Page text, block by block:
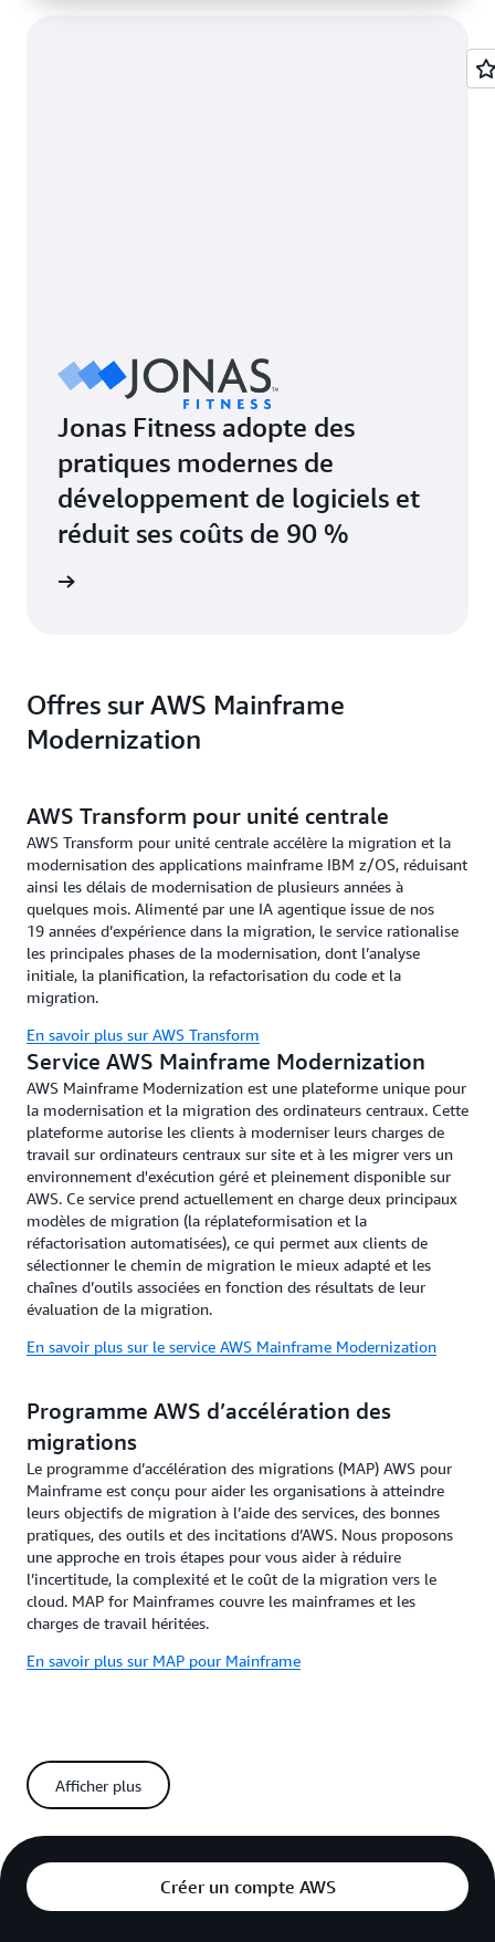
Jonas Fitness adopte des
pratiques modernes de
développement de logiciels et
réduit ses coûts de 90 %
Offres sur AWS Mainframe
Modernization
AWS Transform pour unité centrale
AWS Transform pour unité centrale accélère la migration et la
modernisation des applications mainframe IBM z/OS, réduisant
ainsi les délais de modernisation de plusieurs années à
quelques mois. Alimenté par une IA agentique issue de nos
19 années d’expérience dans la migration, le service rationalise
les principales phases de la modernisation, dont l’analyse
initiale, la planification, la refactorisation du code et la
migration.
En savoir plus sur AWS Transform
Service AWS Mainframe Modernization
AWS Mainframe Modernization est une plateforme unique pour
la modernisation et la migration des ordinateurs centraux. Cette
plateforme autorise les clients à moderniser leurs charges de
travail sur ordinateurs centraux sur site et à les migrer vers un
environnement d'exécution géré et pleinement disponible sur
AWS. Ce service prend actuellement en charge deux principaux
modèles de migration (la réplateformisation et la
réfactorisation automatisées), ce qui permet aux clients de
sélectionner le chemin de migration le mieux adapté et les
chaînes d’outils associées en fonction des résultats de leur
évaluation de la migration.
En savoir plus sur le service AWS Mainframe Modernization
Programme AWS d’accélération des
migrations
Le programme d’accélération des migrations (MAP) AWS pour
Mainframe est conçu pour aider les organisations à atteindre
leurs objectifs de migration à l’aide des services, des bonnes
pratiques, des outils et des incitations d’AWS. Nous proposons
une approche en trois étapes pour vous aider à réduire
l’incertitude, la complexité et le coût de la migration vers le
cloud. MAP for Mainframes couvre les mainframes et les
charges de travail héritées.
En savoir plus sur MAP pour Mainframe
Le programme de compétences AWS
Mainframe Modernization
valider et promouvoir les partenaires AWS dotés d’une expertise
technique certifiée et connaissant un succès client avéré. La
désignation de compétence aide les partenaires AWS à
différencier leur activité auprès de leurs clients en présentant
Afficher plus
Créer un compte AWS